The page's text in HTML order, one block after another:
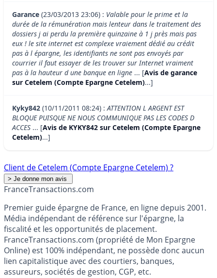
Garance (23/03/2013 23:06) : Valable pour le prime et la
durée de la rémunération mais lenteur dans le traitement des
dossiers j ai perdu la première quinzaine à 1 j près mais pas
eux ! le site internet est complexe vraiement dédié au crédit
pas à l épargne, les identifiants ne sont pas envoyés par
courrier il faut essayer de les trouver sur Internet vraiment
pas à la hauteur d une banque en ligne ... [Avis de garance
sur Cetelem (Compte Epargne Cetelem)...]
Kyky842 (10/11/2011 08:24) :ATTENTION L ARGENT EST
BLOQUE PUISQUE NE NOUS COMMUNIQUE PAS LES CODES D
ACCES ... [Avis de KYKY842 sur Cetelem (Compte Epargne
Cetelem)...]
Client de Cetelem (Compte Epargne Cetelem) ?
FranceTransactions.com
Premier guide épargne de France, en ligne depuis 2001.
Média indépendant de référence sur l'épargne, la
fiscalité et les opportunités de placement.
FranceTransactions.com (propriété de Mon Epargne
Online) est 100% indépendant, ne possède donc aucun
lien capitalistique avec des courtiers, banques,
assureurs, sociétés de gestion, CGP, etc.